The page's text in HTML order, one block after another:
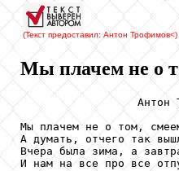
(Текст предоставил: Антон Трофимов<)
Мы плачем не о
Антон
Мы плачем не о том,
А думать, отчего так
Вчера была зима, а
И нам на все про все